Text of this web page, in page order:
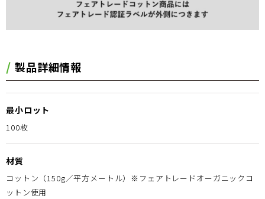
製品詳細情報
最小ロット
100枚
材質
コットン（150g／平方メートル）※フェアトレードオーガニックコ
ットン使用